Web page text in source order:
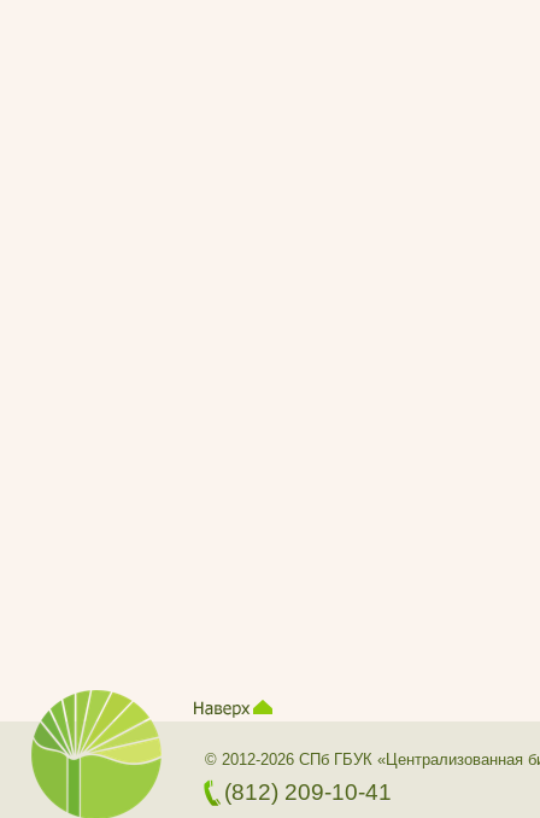
© 2012-2026 СПб ГБУК «Централизованная
(812) 209-10-41